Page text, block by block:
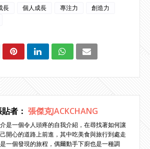
長 個人成長 專注力
創造力
者： 張傑克JACKCHANG
是一個令人頭疼的自我介紹，在尋找著如何讓
開心的道路上前進，其中吃美食與旅行到處走
一個發現的旅程，偶爾動手下廚也是一種調